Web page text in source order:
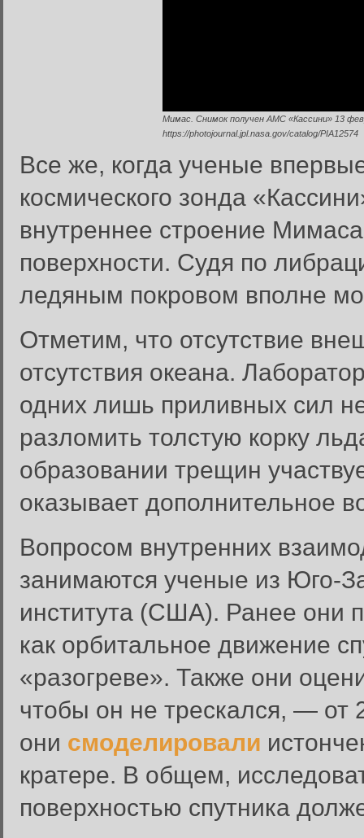
Мимас. Снимок получен АМС «Кассини» 13
https://photojournal.jpl.nasa.gov/catalog/PIA12574
Все же, когда ученые
космического зонда
внутреннее строение
поверхности. Судя по
ледяным покровом вполне
Отметим, что отсутствие
отсутствия океана.
одних лишь приливных сил
разломить толстую корку
образовании трещин
оказывает дополнительное
Вопросом внутренних
занимаются ученые из Юго-
института (США). Ранее они
как орбитальное движение
«разогреве». Также они
чтобы он не трескался, — от
они смоделировали
кратере. В общем,
поверхностью спутника